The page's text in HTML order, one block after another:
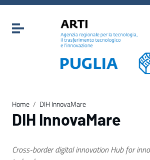
Vai ai contenuti
Vai al menu di navigazione
Vai al footer
Attiva / disattiva la navigazione
Home / DIH InnovaMare
DIH InnovaMare
Cross-border digital innovation Hub for